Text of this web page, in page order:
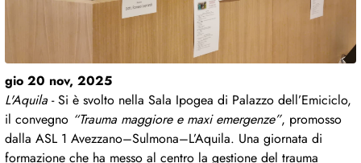
gio 20 nov, 2025
L'Aquila - Si è svolto nella Sala Ipogea di Palazzo dell’Emiciclo,
il convegno “Trauma maggiore e maxi emergenze”, promosso
dalla ASL 1 Avezzano–Sulmona–L’Aquila. Una giornata di
formazione che ha messo al centro la gestione del trauma